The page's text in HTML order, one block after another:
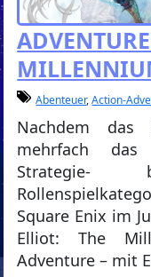
Abenteuer,Action-
Nachdem das
mehrfach
Strategie-
Square Enix im
Elliot: The
Adventure – mit